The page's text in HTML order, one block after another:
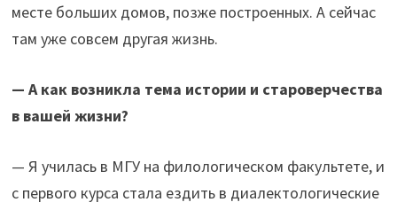
месте больших домов, позже построенных. А сейчас
там уже совсем другая жизнь.
— А как возникла тема истории и староверчества
в вашей жизни?
— Я училась в МГУ на филологическом факультете, и
с первого курса стала ездить в диалектологические